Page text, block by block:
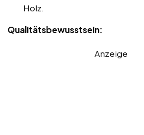
Holz.
Qualitätsbewusstsein:
Anzeige